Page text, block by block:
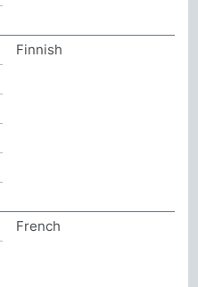
Finnish
French